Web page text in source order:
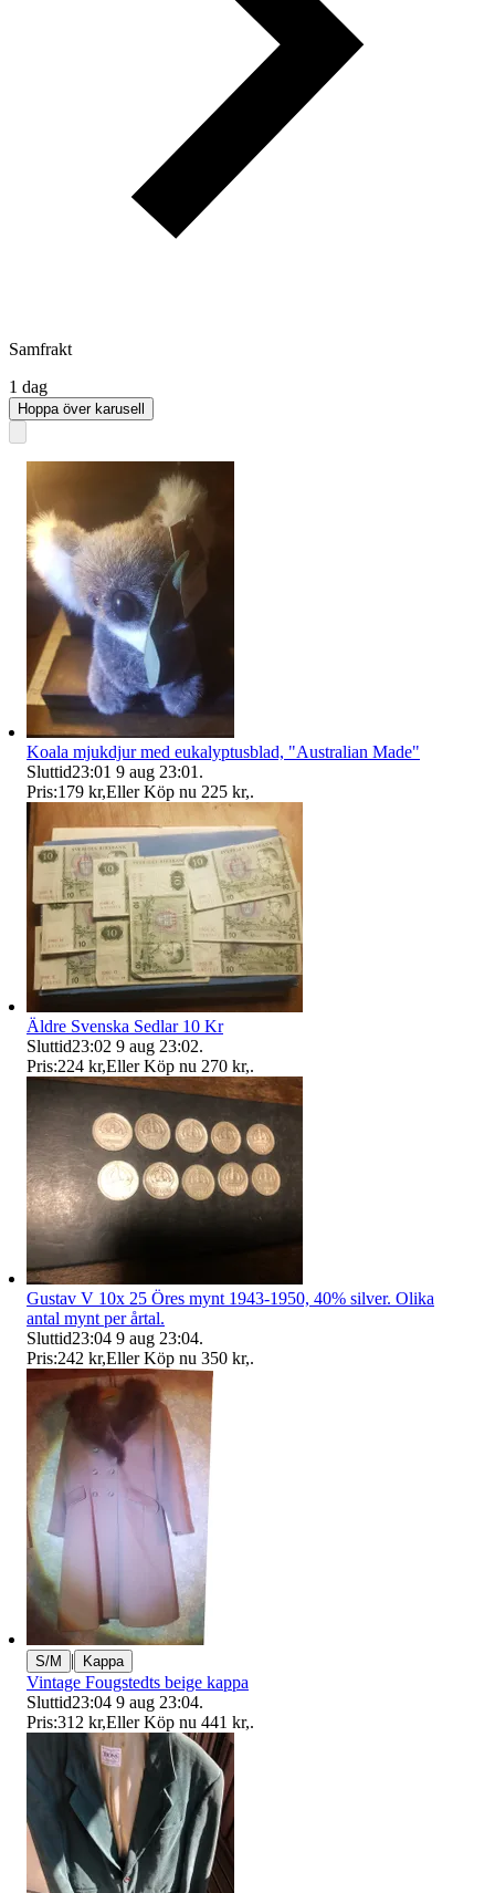
Samfrakt
1 dag
Hoppa över karusell
Koala mjukdjur med eukalyptusblad, "Australian Made"
Sluttid23:01 9 aug 23:01 .
Pris:179 kr,Eller Köp nu 225 kr,.
Äldre Svenska Sedlar 10 Kr
Sluttid23:02 9 aug 23:02.
Pris:224 kr,Eller Köp nu 270 kr,.
Gustav V 10x 25 Öres mynt 1943-1950, 40% silver. Olika
antal mynt per årtal.
Sluttid23:04 9 aug 23:04.
Pris:242 kr,Eller Köp nu 350 kr,.
S/M | Kappa
Vintage Fougstedts beige kappa
Sluttid23:04 9 aug 23:04.
Pris:312 kr,Eller Köp nu 441 kr,.